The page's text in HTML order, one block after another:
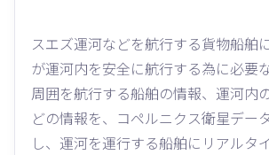
スエズ運河などを航行する貨物船舶
が運河内を安全に航行する為に必要
周囲を航行する船舶の情報、運河内
どの情報を、コペルニクス衛星デー
し、運河を運行する船舶にリアルタ